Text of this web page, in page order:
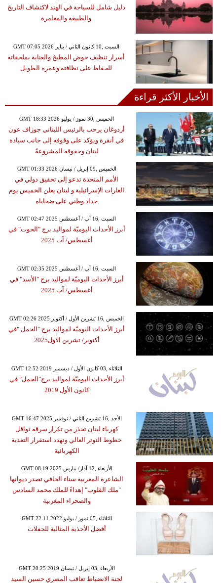
دليل شامل للسياحة في الهند لاكتشاف التاريخ
والطبيعة والمغامرة
GMT 07:05 2026 السبت ,10 كانون الثاني / يناير
أسرار تنظيف حوض المطبخ والعناية بملحقاته
للحفاظ على نظافته وعمره الطويل
الأخبار الأكثر قراءة
GMT 18:33 2026 الخميس ,30 تموز / يوليو
أردوغان يرحب بالرئيس اللبناني جوزاف عون
في أنقرة ويؤكد على وقوفه إلى جانب سيادة
لبنان وحقوقه المشروعةً
GMT 01:33 2026 الخميس ,09 إبريل / نيسان
الأمم المتحدة تدعو إلى تحقيق دولي في
الغارات الإسرائيلية و لبنان يعلن الخميس يوم
حداد وطني على ضحاياه
GMT 02:47 2025 السبت ,16 آب / أغسطس
أبرز الأحداث اليوميّة لمواليد برج "الحوت" في
أغسطس/ آب 2025
GMT 02:35 2025 السبت ,16 آب / أغسطس
أبرز الأحداث اليوميّة لمواليد برج "الأسد" في
أغسطس/ آب 2025
GMT 02:26 2025 الخميس ,16 تشرين الأول / أكتوبر
أبرز الأحداث اليوميّة لمواليد برج "الحمل "في
أكتوبر/ تشرين الاول2025
GMT 12:52 2019 الثلاثاء ,03 كانون الأول / ديسمبر
أبرز الأحداث اليوميّة لمواليد برج"الحمل" في
كانون الأول 2019
GMT 16:47 2025 الأحد ,16 تشرين الثاني / نوفمبر
كهرباء لبنان تحذر من تكرار سرقة نواقل
خطوط التوتر العالي وتهدد استقرار التغذية
الكهربائية
GMT 08:19 2025 الأربعاء ,12 آذار/ مارس
الشاعرة المغربية سناء الحافي تصدر ديوانها
"ملك القلوب" إهداءً للملك محمد السادس
والصحراء المغربية
GMT 22:11 2022 الثلاثاء ,05 تموز / يوليو
أفضل الأحذية المثالية للحفلات
GMT 20:25 2019 الأربعاء ,03 إبريل / نيسان
لجنة الانضباط تعاقب المصري حسين السيد